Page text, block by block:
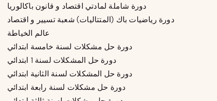
دورة شاملة لمادتي اقتصاد و قانون باكالوريا
دورة رياضيات باك (المتتاليات) شعبة تسيير و اقتصاد
عالم الخياطة
دورة حل مشكلات لسنة خامسة ابتدائي
دورة حل المشكلات لسنة 1 ابتدائي
دورة حل المشكلات لسنة الثانية ابتدائي
دورة حل مشكلات لسنة رابعة ابتدائي